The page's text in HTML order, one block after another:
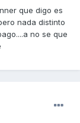
2
goma
para que no
mas
curioso que
del motor es
que digo es
nada distinto
no se que